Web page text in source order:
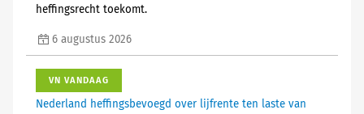
heffingsrecht toekomt.
6 augustus 2026
VN VANDAAG
Nederland heffingsbevoegd over lijfrente ten laste van